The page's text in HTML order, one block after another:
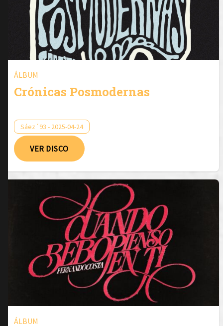
ÁLBUM
Crónicas Posmodernas
Sáez´93 - 2025-04-24
VER DISCO
ÁLBUM